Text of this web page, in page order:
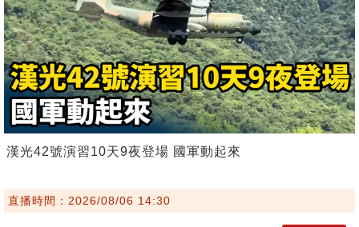
漢光42號演習10天9夜登場 國軍動起來
直播時間：2026/08/06 14:30